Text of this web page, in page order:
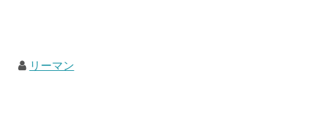
リーマン